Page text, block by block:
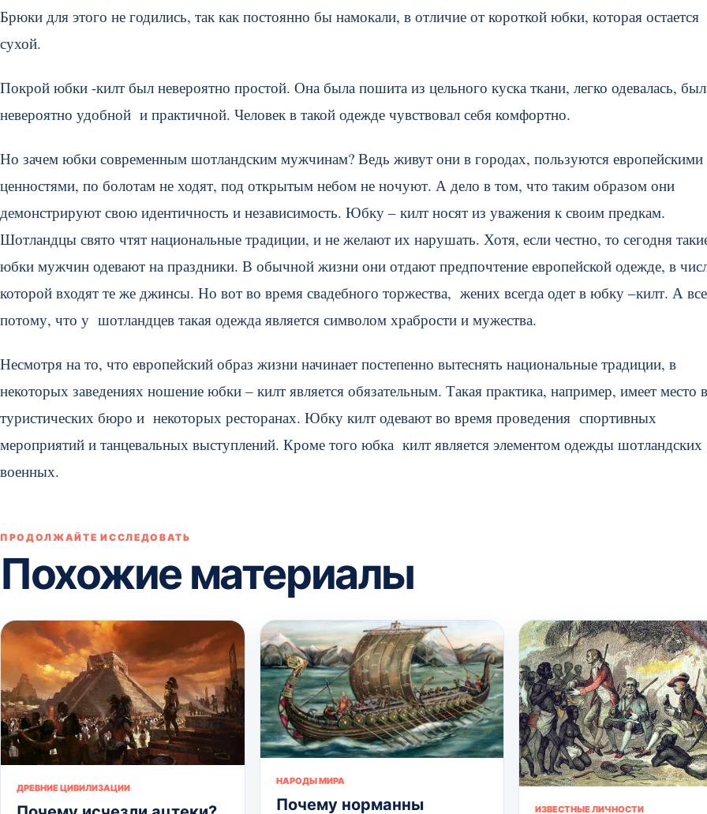
Брюки для этого не годились, так как постоянно бы намокали, в отличие от короткой юбки, которая остается
сухой.
Покрой юбки -килт был невероятно простой. Она была пошита из цельного куска ткани, легко одевалась,
невероятно удобной и практичной. Человек в такой одежде чувствовал себя комфортно.
Но зачем юбки современным шотландским мужчинам? Ведь живут они в городах, пользуются европейскими
ценностями, по болотам не ходят, под открытым небом не ночуют. А дело в том, что таким образом они
демонстрируют свою идентичность и независимость. Юбку – килт носят из уважения к своим предкам.
Шотландцы свято чтят национальные традиции, и не желают их нарушать. Хотя, если честно, то сегодня
юбки мужчин одевают на праздники. В обычной жизни они отдают предпочтение европейской одежде, в
которой входят те же джинсы. Но вот во время свадебного торжества, жених всегда одет в юбку –килт. А все
потому, что у шотландцев такая одежда является символом храбрости и мужества.
Несмотря на то, что европейский образ жизни начинает постепенно вытеснять национальные традиции, в
некоторых заведениях ношение юбки – килт является обязательным. Такая практика, например, имеет место в
туристических бюро и некоторых ресторанах. Юбку килт одевают во время проведения спортивных
мероприятий и танцевальных выступлений. Кроме того юбка килт является элементом одежды шотландских
военных.
ПРОДОЛЖАЙТЕ ИССЛЕДОВАТЬ
Похожие материалы
ДРЕВНИЕ ЦИВИЛИЗАЦИИ
НАРОДЫ МИРА
Почему норманны ИЗВЕСТНЫЕ ЛИЧНОСТИ